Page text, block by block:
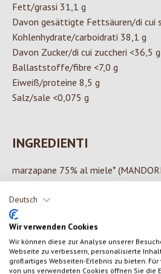
Deutsch
Wir verwenden Cookies
Wir können diese zur Analyse unserer
Webseite zu verbessern, personalisierte
großartiges Webseiten-Erlebnis zu bieten.
von uns verwendeten Cookies öffnen Sie die
Fett/grassi 31,1 g
Davon gesättigte Fettsäuren/di cui
Kohlenhydrate/carboidrati 38,1 g
Davon Zucker/di cui zuccheri <36,5 g
Ballaststoffe/fibre <7,0 g
Eiweiß/proteine 8,5 g
Salz/sale <0,075 g
INGREDIENTI
marzapane 75% al miele*
cioccolato fondente* 25% (zucchero
burro di cacao*; Cacao: 55%
Allergeni: frutta a guscio